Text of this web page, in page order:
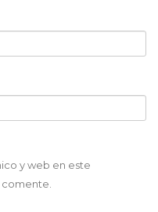
y web en este